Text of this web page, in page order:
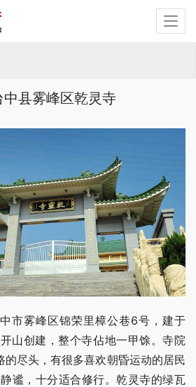
中县雾峰区乾灵寺
市雾峰区锦荣里樟公巷6号，建于
山创建，整个寺佔地一甲馀。寺院
的尽头，有很多喜欢朝昏运动的居民
谧，十分适合修行。乾灵寺的绿瓦